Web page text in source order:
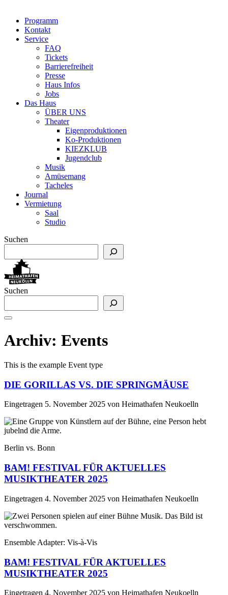
Programm
Kontakt
Service
FAQ
Tickets
Barrierefreiheit
Presse
Haus Infos
Jobs
Das Haus
ÜBER UNS
Theater
Eigenproduktionen
Ko-Produktionen
KIEZKLUB
Jugendclub
Musik
Amüsemang
Tacheles
Journal
Vermietung
Saal
Studio
Suchen
Suchen
Archiv: Events
This is the example Event type
DIE GORILLAS VS. DIE SPRINGMÄUSE
Eingetragen 5. November 2025 von Heimathafen Neukoelln
Berlin vs. Bonn
BAM! FESTIVAL FÜR AKTUELLES
MUSIKTHEATER 2025
Eingetragen 4. November 2025 von Heimathafen Neukoelln
Ensemble Adapter: Vis-à-Vis
BAM! FESTIVAL FÜR AKTUELLES
MUSIKTHEATER 2025
Eingetragen 4. November 2025 von Heimathafen Neukoelln